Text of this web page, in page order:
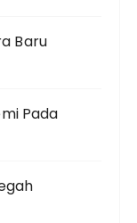
Baru
Pada